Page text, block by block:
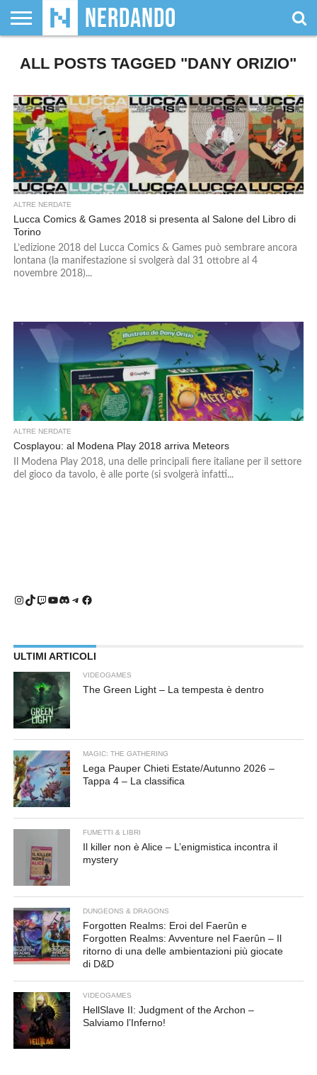
SIAMO
GIOCHI
DA
GIOCHI
DI
VIDEOGAMES
FILM
&
FUMETTI
& LIBRI
MAGIC:
THE
DUNGEONS
&
WRESTLING
NERDANDO
AWARDS
I
BOLLINI
ALL POSTS TAGGED "DANY ORIZIO"
ALTRE NERDATE
Lucca Comics & Games 2018 si presenta al Salone del Libro di
Torino
L’edizione 2018 del Lucca Comics & Games può sembrare ancora
lontana (la manifestazione si svolgerà dal 31 ottobre al 4
novembre 2018)...
ALTRE NERDATE
Cosplayou: al Modena Play 2018 arriva Meteors
Il Modena Play 2018, una delle principali fiere italiane per il settore
del gioco da tavolo, è alle porte (si svolgerà infatti...
Instagram
TikTok
Twitch
YouTube
Discord
Telegram
Facebook
ULTIMI ARTICOLI
VIDEOGAMES
The Green Light – La tempesta è dentro
MAGIC: THE GATHERING
Lega Pauper Chieti Estate/Autunno 2026 –
Tappa 4 – La classifica
FUMETTI & LIBRI
Il killer non è Alice – L’enigmistica incontra il
mystery
DUNGEONS & DRAGONS
Forgotten Realms: Eroi del Faerûn e
Forgotten Realms: Avventure nel Faerûn – Il
ritorno di una delle ambientazioni più giocate
di D&D
VIDEOGAMES
HellSlave II: Judgment of the Archon –
Salviamo l’Inferno!